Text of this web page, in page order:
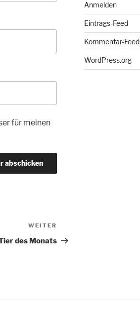
für meinen
Beitrag
WEITER
des Monats
Anmelden
Eintrags-Feed
Kommentar-Feed
WordPress.org